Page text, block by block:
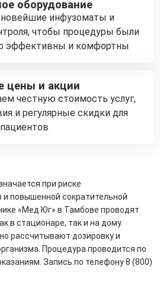
оборудование
инфузоматы и
чтобы процедуры были
эффективны и комфортны
цены и акции
честную стоимость услуг,
и регулярные скидки для
при риске
повышенной сократительной
«Мед Юг» в Тамбове проводят
в стационаре, так и на дому.
рассчитывают дозировку и
Процедура проводится по
Запись по телефону 8 (800)